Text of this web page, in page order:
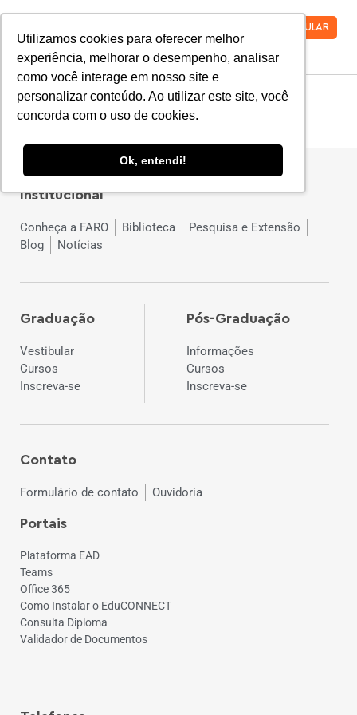
Utilizamos cookies para oferecer melhor
experiência, melhorar o desempenho, analisar
como você interage em nosso site e
personalizar conteúdo. Ao utilizar este site, você
concorda com o uso de cookies.
Ok, entendi!
VESTIBULAR
Materiais Gratuitos
Institucional
Conheça a FARO Biblioteca
Pesquisa e Extensão
Blog
Notícias
Graduação
Vestibular
Cursos
Inscreva-se
Pós-Graduação
Informações
Cursos
Inscreva-se
Contato
Formulário de contato Ouvidoria
Portais
Plataforma EAD
Teams
Office 365
Como Instalar o EduCONNECT
Consulta Diploma
Validador de Documentos